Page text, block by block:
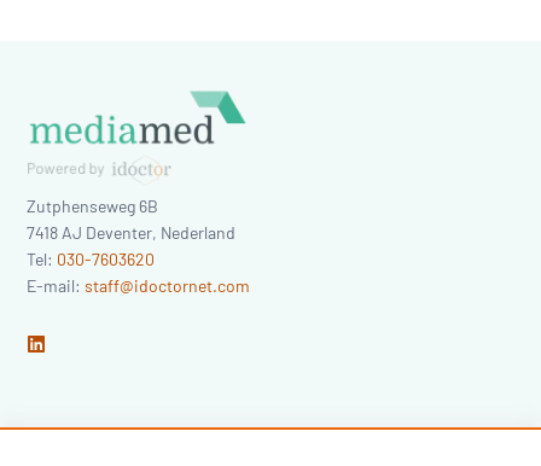
Zutphenseweg 6B
7418 AJ Deventer, Nederland
Tel: 030-7603620
E-mail:staff@idoctornet.com